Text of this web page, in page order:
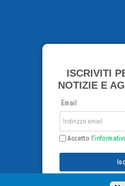
ISCRIVITI
NOTIZIE E
Email
Accetto l'